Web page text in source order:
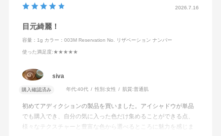
2026.7.16
目元綺麗！
容量：1g カラー：003M Reservation No. リザベーション ナンバー
使った満足度:★★★★★
siva
購入確認済み 年代:40代 性別:女性 肌質:普通肌
初めてアディクションの製品を買いました。アイシャドウが単品
でも購入でき、自分の気に入った色だけ集めることができる点、
様々なテクスチャーと豊富な色から選べるところに魅力を感じま